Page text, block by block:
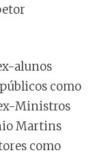
alunos
como
Ministros
Martins
como